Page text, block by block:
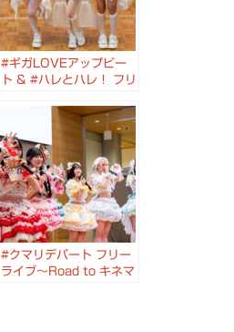
#ギガLOVEアップビー
ト & #ハレとハレ！ フリ
ック #ギガラビ #ハレハ
レ
#クマリデパート フリー
ライブ〜Road to キネマ